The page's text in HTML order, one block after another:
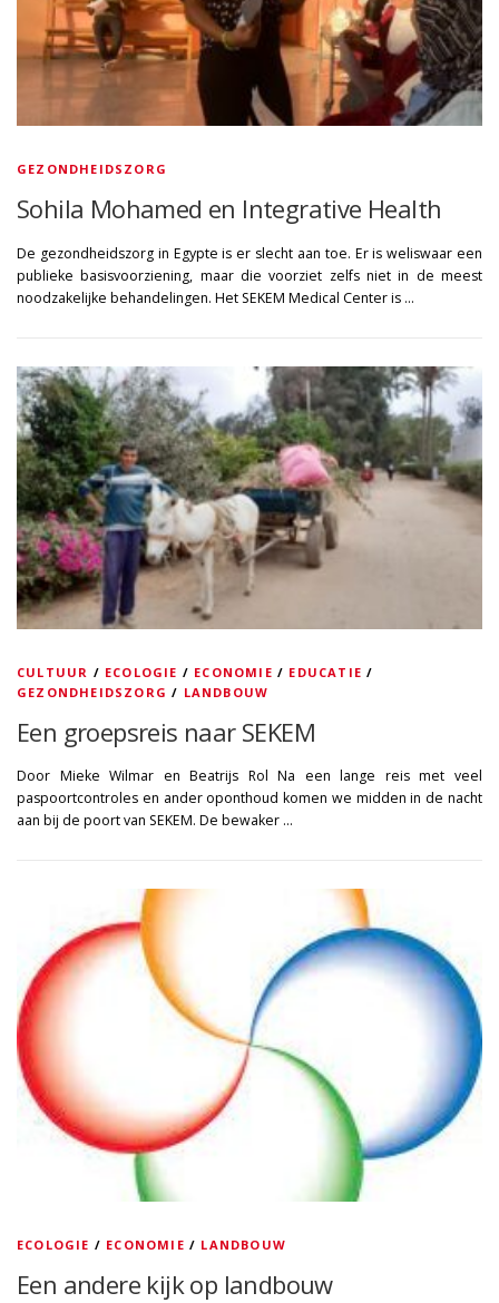
GEZONDHEIDSZORG
Sohila Mohamed en Integrative Health
De gezondheidszorg in Egypte is er slecht aan toe. Er is weliswaar een
publieke basisvoorziening, maar die voorziet zelfs niet in de meest
noodzakelijke behandelingen. Het SEKEM Medical Center is …
CULTUUR / ECOLOGIE / ECONOMIE / EDUCATIE /
GEZONDHEIDSZORG / LANDBOUW
Een groepsreis naar SEKEM
Door Mieke Wilmar en Beatrijs Rol Na een lange reis met veel
paspoortcontroles en ander oponthoud komen we midden in de nacht
aan bij de poort van SEKEM. De bewaker …
ECOLOGIE / ECONOMIE / LANDBOUW
Een andere kijk op landbouw